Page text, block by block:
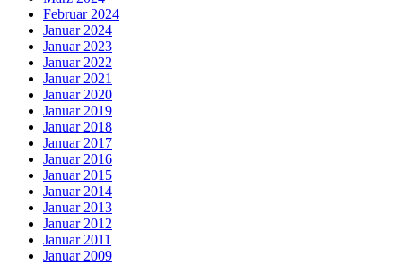
Februar 2024
Januar 2024
Januar 2023
Januar 2022
Januar 2021
Januar 2020
Januar 2019
Januar 2018
Januar 2017
Januar 2016
Januar 2015
Januar 2014
Januar 2013
Januar 2012
Januar 2011
Januar 2009